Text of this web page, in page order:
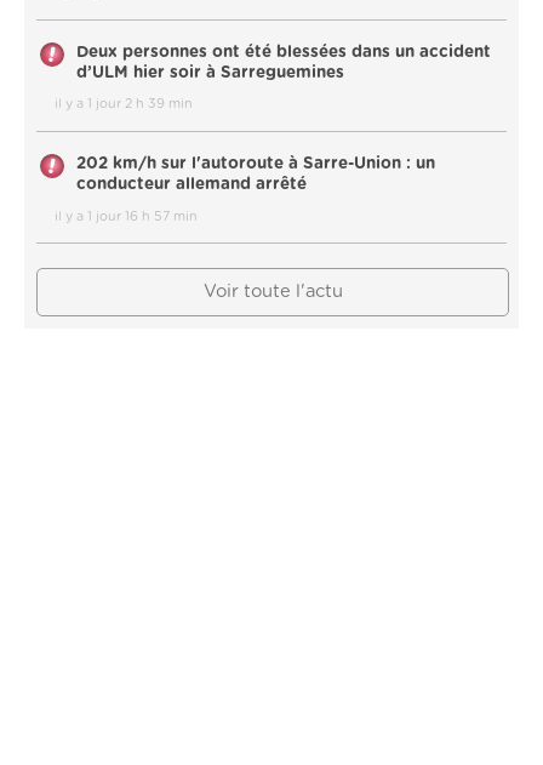
Deux personnes ont été blessées dans un accident
d’ULM hier soir à Sarreguemines
il y a 1 jour 2 h 39 min
202 km/h sur l'autoroute à Sarre-Union : un
conducteur allemand arrêté
il y a 1 jour 16 h 57 min
Voir toute l'actu